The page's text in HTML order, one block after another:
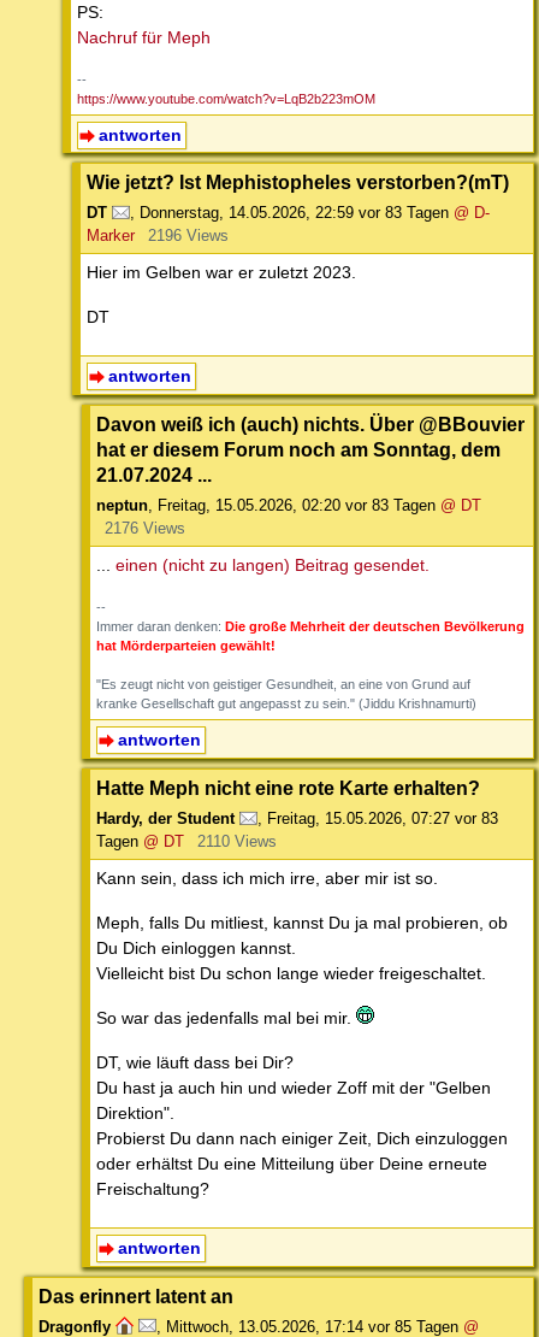
PS:
Nachruf für Meph
--
https://www.youtube.com/watch?v=LqB2b223mOM
antworten
Wie jetzt? Ist Mephistopheles verstorben?(mT)
DT , Donnerstag, 14.05.2026, 22:59 vor 83 Tagen @ D-
Marker
2196 Views
Hier im Gelben war er zuletzt 2023.
DT
antworten
Davon weiß ich (auch) nichts. Über @BBouvier
hat er diesem Forum noch am Sonntag, dem
21.07.2024 ...
neptun, Freitag, 15.05.2026, 02:20 vor 83 Tagen @ DT
2176 Views
... einen (nicht zu langen) Beitrag gesendet.
--
Immer daran denken: Die große Mehrheit der deutschen Bevölkerung
hat Mörderparteien gewählt!
"Es zeugt nicht von geistiger Gesundheit, an eine von Grund auf
kranke Gesellschaft gut angepasst zu sein." (Jiddu Krishnamurti)
antworten
Hatte Meph nicht eine rote Karte erhalten?
Hardy, der Student , Freitag, 15.05.2026, 07:27 vor 83
Tagen @ DT 2110 Views
Kann sein, dass ich mich irre, aber mir ist so.
Meph, falls Du mitliest, kannst Du ja mal probieren, ob
Du Dich einloggen kannst.
Vielleicht bist Du schon lange wieder freigeschaltet.
So war das jedenfalls mal bei mir.
DT, wie läuft dass bei Dir?
Du hast ja auch hin und wieder Zoff mit der "Gelben
Direktion".
Probierst Du dann nach einiger Zeit, Dich einzuloggen
oder erhältst Du eine Mitteilung über Deine erneute
Freischaltung?
antworten
Das erinnert latent an
Dragonfly Mittwoch, 13.05.2026, 17:14 vor 85 Tagen @